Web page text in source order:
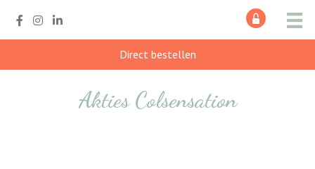
Direct bestellen
Akties Colsensation